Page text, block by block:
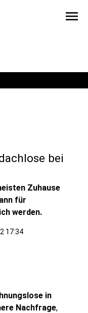
menu
bei
Zuhause
für
werden.
17:34
in
Nachfrage,